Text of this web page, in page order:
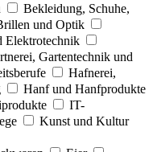
Bekleidung, Schuhe,
und Optik
Elektrotechnik
Gartentechnik und
Hafnerei,
Hanf und Hanfprodukte
IT-
Kunst und Kultur